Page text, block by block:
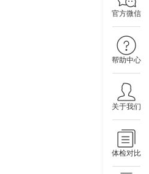
官方微信
帮助中心
关于我们
体检对比